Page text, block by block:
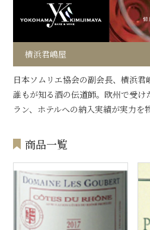
横浜君嶋屋
日本ソムリエ協会の副会長、横浜
誰もが知る酒の伝道師。欧州で受け
ラン、ホテルへの納入実績が実力を
商品一覧